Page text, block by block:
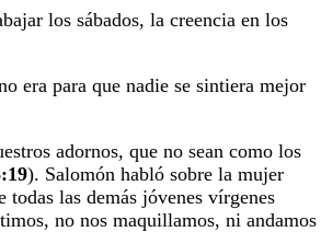
los sábados, la creencia en los
era para que nadie se sintiera mejor
adornos, que no sean como los
). Salomón habló sobre la mujer
las demás jóvenes vírgenes
no nos maquillamos, ni andamos